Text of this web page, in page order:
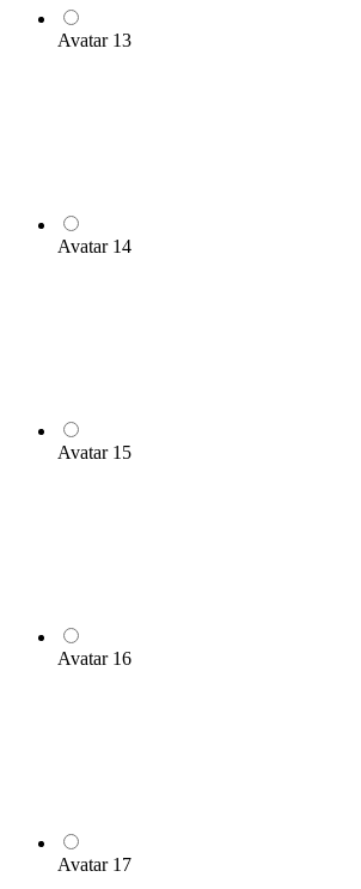
Avatar 13
Avatar 14
Avatar 15
Avatar 16
Avatar 17